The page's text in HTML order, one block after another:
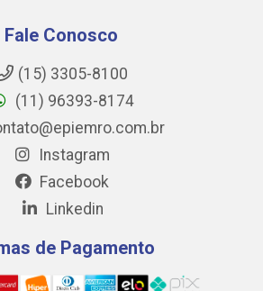
Fale Conosco
(15) 3305-8100
(11) 96393-8174
Instagram
Facebook
Linkedin
de Pagamento